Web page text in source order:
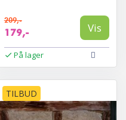
209,-
179,- Vis
På lager
TILBUD